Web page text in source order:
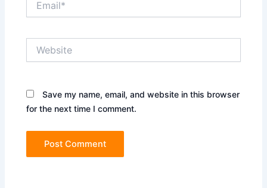
Save my name, email, and website in this browser
for the next time I comment.